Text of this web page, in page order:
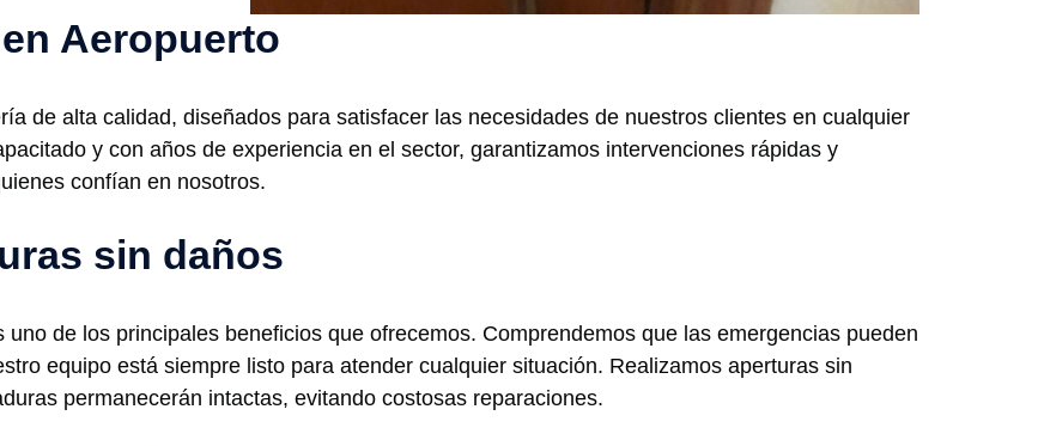
Aeropuerto
de alta calidad, diseñados para satisfacer las necesidades de nuestros clientes en cualquier
y con años de experiencia en el sector, garantizamos intervenciones rápidas y
confían en nosotros.
sin daños
de los principales beneficios que ofrecemos. Comprendemos que las emergencias pueden
equipo está siempre listo para atender cualquier situación. Realizamos aperturas sin
permanecerán intactas, evitando costosas reparaciones.